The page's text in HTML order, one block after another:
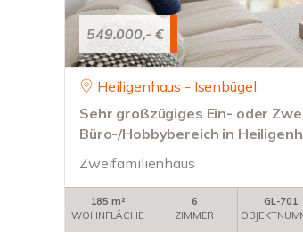
549.000,- €
Heiligenhaus - Isenbügel
Sehr großzügiges Ein- oder
Büro-/Hobbybereich in
Zweifamilienhaus
185 m²
WOHNFLÄCHE
6
ZIMMER
GL-701